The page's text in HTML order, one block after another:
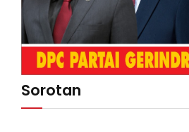
Sorotan